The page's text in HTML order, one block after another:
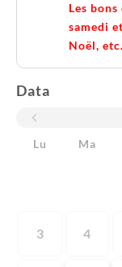
Les
samedi
Noël,
Data
Lu
Ma
3 4